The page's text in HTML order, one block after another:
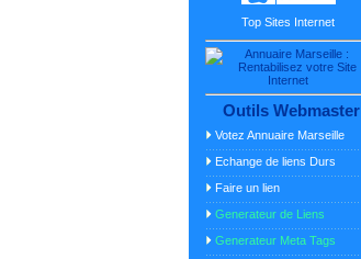
Top Sites Internet
Outils Webmaster
Votez Annuaire Marseille
Echange de liens Durs
Faire un lien
Generateur de Liens
Generateur Meta Tags